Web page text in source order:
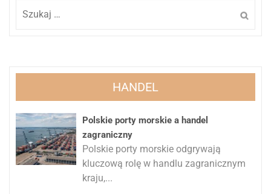
HANDEL
Polskie porty morskie a handel
zagraniczny
Polskie porty morskie odgrywają
kluczową rolę w handlu zagranicznym
kraju,...